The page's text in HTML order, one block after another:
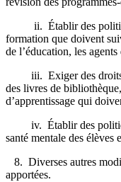
ii. Établir des
formation que doivent
de l’éducation, les
iii. Exiger des droits
des livres de
d’apprentissage qui
iv. Établir des
santé mentale des élèves
8. Diverses autres
apportées.